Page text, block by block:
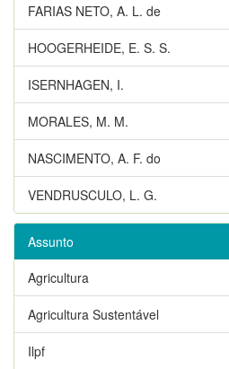
FARIAS NETO, A. L. de
HOOGERHEIDE, E. S. S.
ISERNHAGEN, I.
MORALES, M. M.
NASCIMENTO, A. F. do
VENDRUSCULO, L. G.
Assunto
Agricultura
Agricultura Sustentável
Ilpf